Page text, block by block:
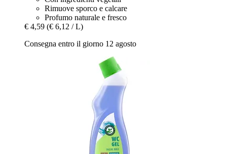
Rimuove sporco e calcare
Profumo naturale e fresco
€ 4,59 (€ 6,12 / L)
Consegna entro il giorno 12 agosto